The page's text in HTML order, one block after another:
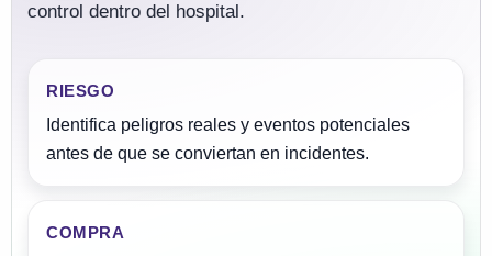
control dentro del hospital.
RIESGO
Identifica peligros reales y eventos potenciales
antes de que se conviertan en incidentes.
COMPRA